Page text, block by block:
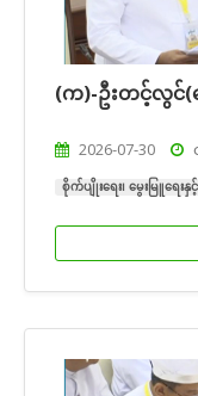
(က)-ဦးတင့်လွင်(
2026-07-30
စိုက်ပျိုးရေး၊ မွေးမြူရေးနှ